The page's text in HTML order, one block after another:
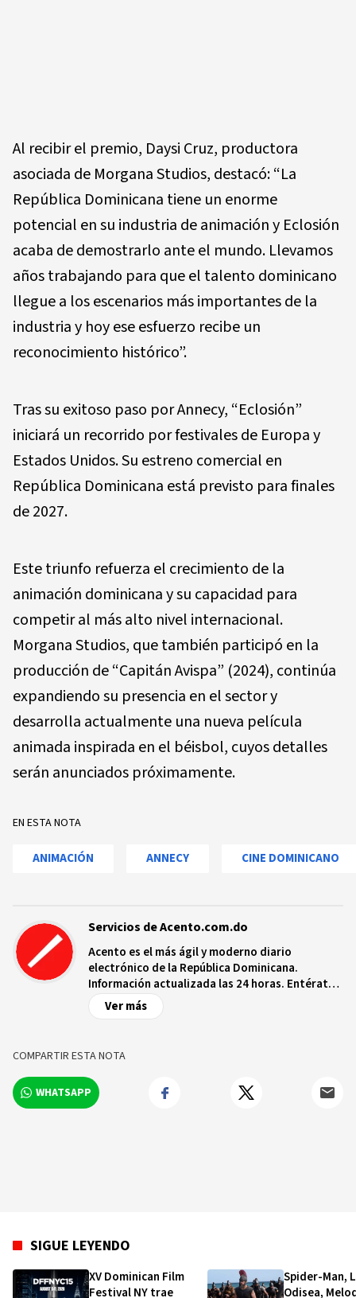
Al recibir el premio, Daysi Cruz, productora
asociada de Morgana Studios, destacó: “La
República Dominicana tiene un enorme
potencial en su industria de animación y Eclosión
acaba de demostrarlo ante el mundo. Llevamos
años trabajando para que el talento dominicano
llegue a los escenarios más importantes de la
industria y hoy ese esfuerzo recibe un
reconocimiento histórico”.
Tras su exitoso paso por Annecy, “Eclosión”
iniciará un recorrido por festivales de Europa y
Estados Unidos. Su estreno comercial en
República Dominicana está previsto para finales
de 2027.
Este triunfo refuerza el crecimiento de la
animación dominicana y su capacidad para
competir al más alto nivel internacional.
Morgana Studios, que también participó en la
producción de “Capitán Avispa” (2024), continúa
expandiendo su presencia en el sector y
desarrolla actualmente una nueva película
animada inspirada en el béisbol, cuyos detalles
serán anunciados próximamente.
EN ESTA NOTA
ANIMACIÓN ANNECY CINE DOMINICANO
Servicios de Acento.com.do
Acento es el más ágil y moderno diario
electrónico de la República Dominicana.
Información actualizada las 24 horas. Entérate
de las noticias y sucesos más importantes a
nivel nacional e internacional, videos y fotos
Ver más
COMPARTIR ESTA NOTA
WHATSAPP
SIGUE LEYENDO
XV Dominican Film
Festival NY trae
Spider-Man,
Odisea,